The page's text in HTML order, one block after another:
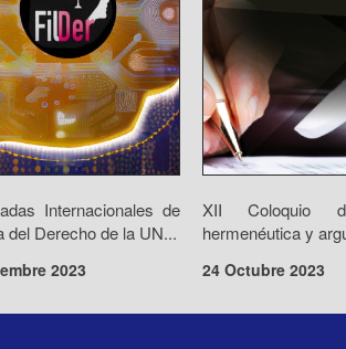
Internacionales de
del Derecho de la UN...
2023
XII Coloquio
hermenéutica y
24 Octubre 2023